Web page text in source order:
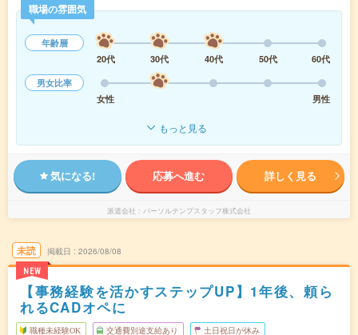
職場の雰囲気
年齢層
20代
30代 40代 50代
60代
男女比率
女性
男性
もっと見る
気になる! 応募へ進む 詳しく見る
派遣会社 パーソルテンプスタッフ株式会社
未読
NEW
掲載日 2026/08/08
【事務経験を活かすステップUP】1年後、頼ら
れるCADオペに
職種未経験OK 交通費別途支給あり 土日祝日が休み